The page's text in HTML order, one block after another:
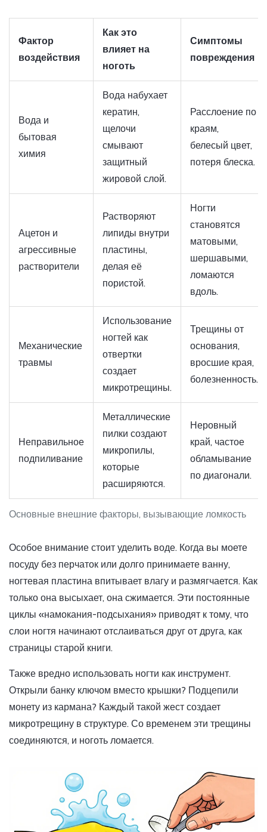
Основные внешние факторы, вызывающие ломкость
Фактор
воздействия
Как это
влияет на
ноготь
Симптомы
повреждения
Вода и
бытовая
химия
Вода набухает
кератин,
щелочи
смывают
защитный
жировой слой.
Расслоение по
краям,
белесый цвет,
потеря блеска.
Ацетон и
агрессивные
растворители
Растворяют
липиды внутри
пластины,
делая её
пористой.
Ногти
становятся
матовыми,
шершавыми,
ломаются
вдоль.
Механические
травмы
Использование
ногтей как
отвертки
создает
микротрещины.
Трещины от
основания,
вросшие края,
болезненность.
Неправильное
подпиливание
Металлические
пилки создают
микропилы,
которые
расширяются.
Неровный
край, частое
обламывание
по диагонали.
Особое внимание стоит уделить воде. Когда вы моете
посуду без перчаток или долго принимаете ванну,
ногтевая пластина впитывает влагу и размягчается. Как
только она высыхает, она сжимается. Эти постоянные
циклы «намокания-подсыхания» приводят к тому, что
слои ногтя начинают отслаиваться друг от друга, как
страницы старой книги.
Также вредно использовать ногти как инструмент.
Открыли банку ключом вместо крышки? Подцепили
монету из кармана? Каждый такой жест создает
микротрещину в структуре. Со временем эти трещины
соединяются, и ноготь ломается.